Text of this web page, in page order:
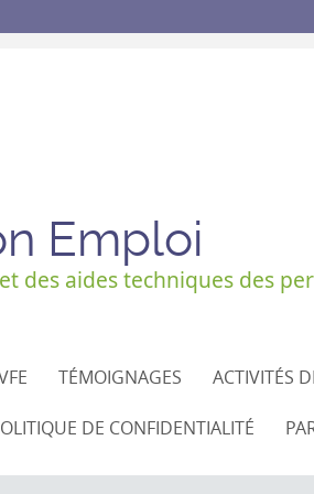
Emploi
aides techniques des
TÉMOIGNAGES ACTIVITÉS
DE CONFIDENTIALITÉ